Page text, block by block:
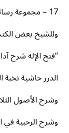
17 – مجموعة رسائل وفتاوى.
وللشيخ بعض
“فتح الإله شرح
الدرر حاشية
وشرح الأصول
وشرح الرحبية في